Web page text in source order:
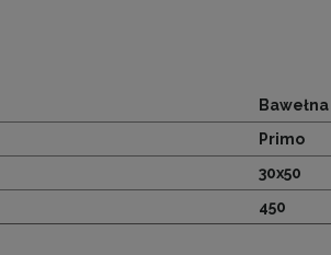
Bawełna
Primo
30x50
450